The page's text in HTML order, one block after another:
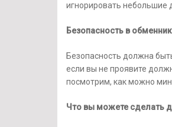
игнорировать небольшие
Безопасность в
Безопасность должна
если вы не проявите
посмотрим, как можно
Что вы можете сделать